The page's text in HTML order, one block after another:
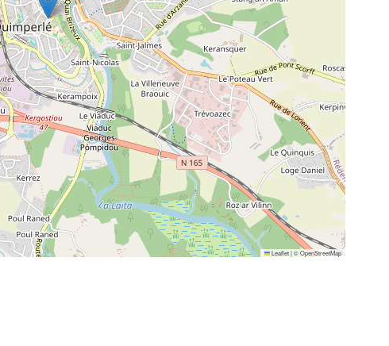
Leaflet|©OpenStreetMap